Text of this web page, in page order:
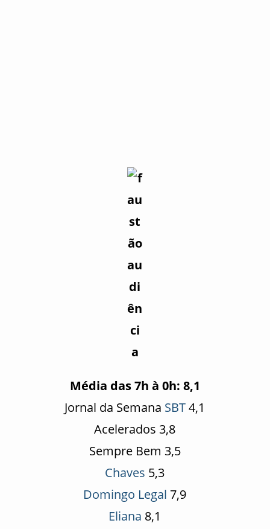
Média das 7h à 0h: 8,1
Jornal da Semana SBT4,1
Acelerados 3,8
Sempre Bem 3,5
Chaves 5,3
Domingo Legal 7,9
Eliana 8,1